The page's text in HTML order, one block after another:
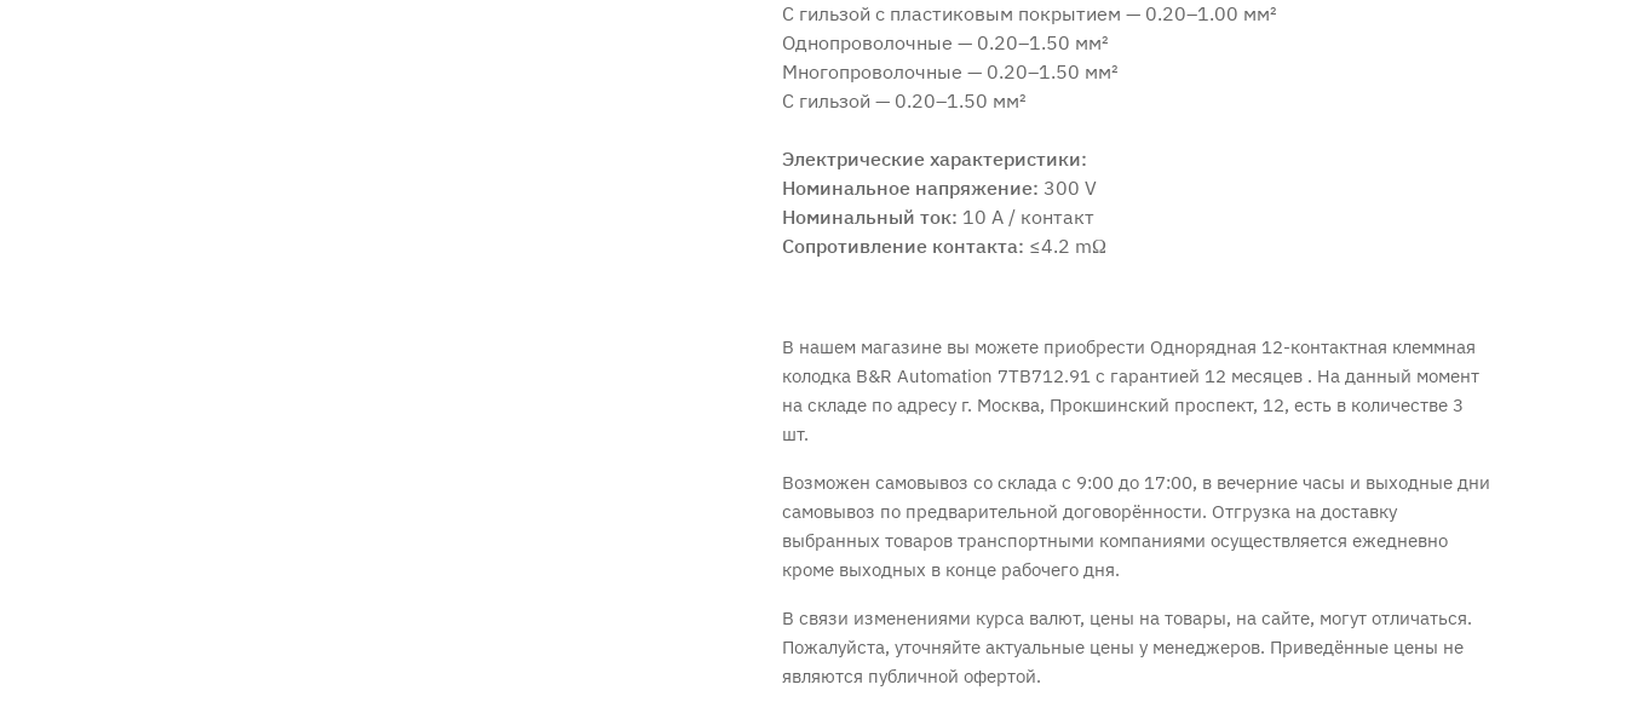
С гильзой с пластиковым покрытием — 0.20–1.00 мм²
Однопроволочные — 0.20–1.50 мм²
Многопроволочные — 0.20–1.50 мм²
С гильзой — 0.20–1.50 мм²
Электрические характеристики:
Номинальное напряжение: 300 V
Номинальный ток: 10 A / контакт
Сопротивление контакта: ≤4.2 mΩ
В нашем магазине вы можете приобрести Однорядная 12-контактная клеммная
колодка B&R Automation 7TB712.91 с гарантией 12 месяцев . На данный момент
на складе по адресу г. Москва, Прокшинский проспект, 12, есть в количестве 3
шт.
Возможен самовывоз со склада с 9:00 до 17:00, в вечерние часы и выходные дни
самовывоз по предварительной договорённости. Отгрузка на доставку
выбранных товаров транспортными компаниями осуществляется ежедневно
кроме выходных в конце рабочего дня.
В связи изменениями курса валют, цены на товары, на сайте, могут отличаться.
Пожалуйста, уточняйте актуальные цены у менеджеров. Приведённые цены не
являются публичной офертой.
Оформить заказ